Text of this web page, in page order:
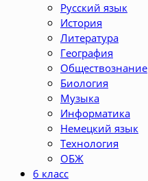
Русский язык
История
Литература
География
Обществознание
Биология
Музыка
Информатика
Немецкий язык
Технология
ОБЖ
6 класс